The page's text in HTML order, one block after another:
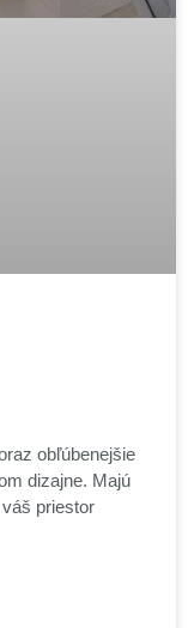
obľúbenejšie
dizajne. Majú
priestor